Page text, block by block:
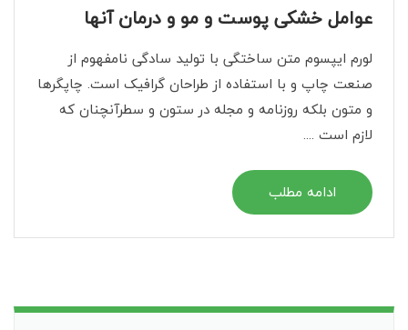
عوامل خشکی پوست و مو و درمان آنها
لورم ایپسوم متن ساختگی با تولید سادگی نامفهوم از
صنعت چاپ و با استفاده از طراحان گرافیک است. چاپگرها
و متون بلکه روزنامه و مجله در ستون و سطرآنچنان که
لازم است ....
ادامه مطلب